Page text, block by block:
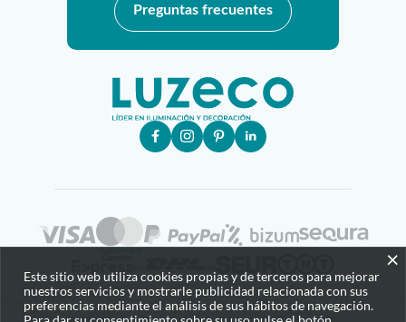
Preguntas frecuentes
×
Este sitio web utiliza cookies propias y de terceros para mejorar
nuestros servicios y mostrarle publicidad relacionada con sus
preferencias mediante el análisis de sus hábitos de navegación.